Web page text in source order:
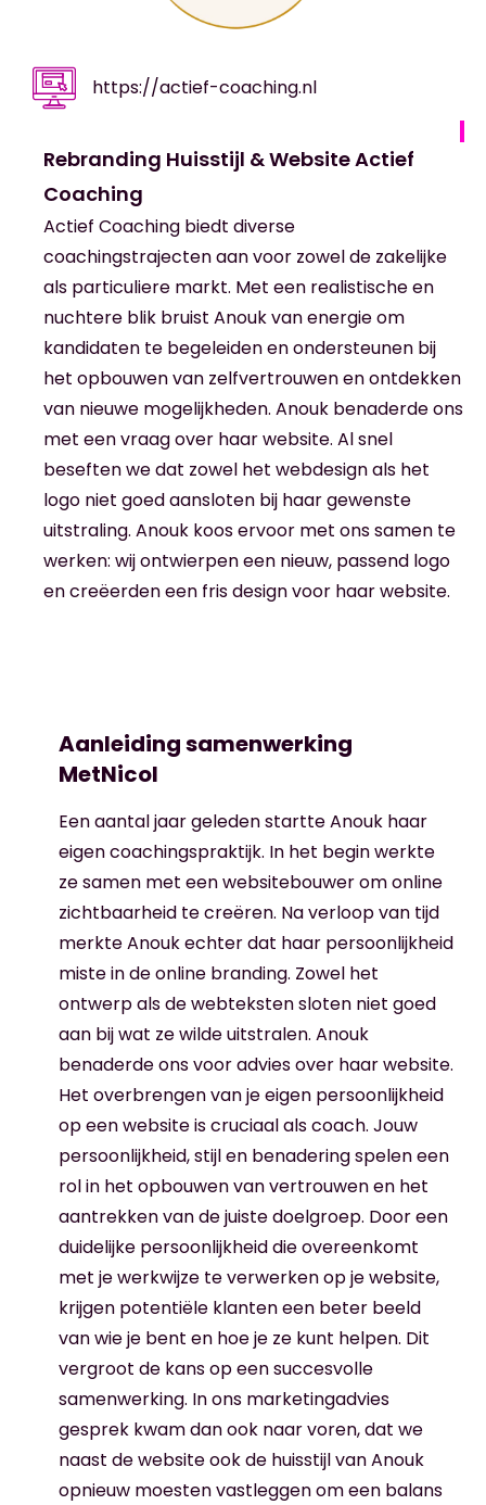
https://actief-coaching.nl
Rebranding Huisstijl & Website Actief
Coaching
Actief Coaching biedt diverse
coachingstrajecten aan voor zowel de zakelijke
als particuliere markt. Met een realistische en
nuchtere blik bruist Anouk van energie om
kandidaten te begeleiden en ondersteunen bij
het opbouwen van zelfvertrouwen en ontdekken
van nieuwe mogelijkheden. Anouk benaderde ons
met een vraag over haar website. Al snel
beseften we dat zowel het webdesign als het
logo niet goed aansloten bij haar gewenste
uitstraling. Anouk koos ervoor met ons samen te
werken: wij ontwierpen een nieuw, passend logo
en creëerden een fris design voor haar website.
Aanleiding samenwerking
MetNicol
Een aantal jaar geleden startte Anouk haar
eigen coachingspraktijk. In het begin werkte
ze samen met een websitebouwer om online
zichtbaarheid te creëren. Na verloop van tijd
merkte Anouk echter dat haar persoonlijkheid
miste in de online branding. Zowel het
ontwerp als de webteksten sloten niet goed
aan bij wat ze wilde uitstralen. Anouk
benaderde ons voor advies over haar website.
Het overbrengen van je eigen persoonlijkheid
op een website is cruciaal als coach. Jouw
persoonlijkheid, stijl en benadering spelen een
rol in het opbouwen van vertrouwen en het
aantrekken van de juiste doelgroep. Door een
duidelijke persoonlijkheid die overeenkomt
met je werkwijze te verwerken op je website,
krijgen potentiële klanten een beter beeld
van wie je bent en hoe je ze kunt helpen. Dit
vergroot de kans op een succesvolle
samenwerking. In ons marketingadvies
gesprek kwam dan ook naar voren, dat we
naast de website ook de huisstijl van Anouk
opnieuw moesten vastleggen om een balans